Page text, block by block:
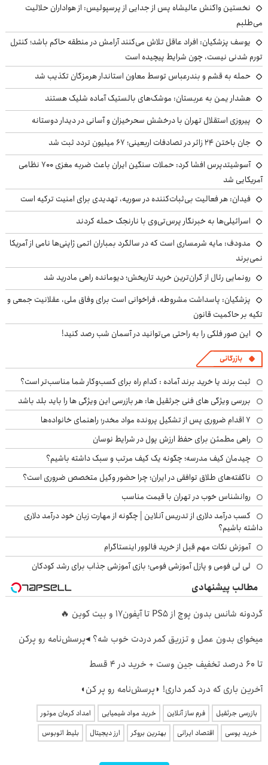
نخستین واکنش عالیشاه پس از جدایی از پرسپولیس: از هواداران حلالیت
می‌طلبم
یوسف پزشکیان: افراد عاقل تلاش می‌کنند آرامش در منطقه حاکم باشد؛ کنترل
تورم شدنی نیست، چون شرایط پیچیده است
حمله به قشم و بندرعباس توسط معاون استاندار هرمزگان تکذیب شد
هشدار یمن به عربستان: موشک‌های بالستیک آماده شلیک هستند
پیروزی استقلال تهران با درخشش سحرخیزان و آسانی در دیدار دوستانه
جان باختن ۲۴ زائر در تصادفات اربعینی؛ ۶۷ میلیون تردد ثبت شد
آسوشیتدپرس افشا کرد: حملات سنگین ایران باعث ضربه مغزی ۷۰۰ نظامی
آمریکایی شد
فیدان: هر فعالیت بی‌ثبات‌کننده در سوریه، تهدیدی برای امنیت ترکیه است
اسرائیلی‌ها به خبرنگار پرس‌تی‌وی با نارنجک حمله کردند
مدودف: مایه شرمساری است که در سالگرد بمباران اتمی ژاپنی‌ها نامی از آمریکا
نمی‌برند
رونمایی رئال از گران‌ترین خرید تاریخش؛ دیومانده راهی مادرید شد
پزشکیان: پاسداشت مشروطه، فراخوانی است برای وفاق ملی، عقلانیت جمعی و
تکیه بر حاکمیت قانون
این صور فلکی را به راحتی می‌توانید در آسمان شب رصد کنید!
بازرگانی
ثبت برند یا خرید برند آماده : کدام راه برای کسب‌وکار شما مناسب‌تر است؟
بررسی ویژگی های فنی جرثقیل ها: هر بازرسی این ویژگی ها را باید بلد باشد
۷ اقدام ضروری پس از تشکیل پرونده مواد مخدر؛ راهنمای خانواده‌ها
راهی مطمئن برای حفظ ارزش پول در شرایط نوسان
چیدمان کیف مدرسه؛ چگونه یک کیف مرتب و سبک داشته باشیم؟
ناگفته‌های طلاق توافقی در ایران؛ چرا حضور وکیل متخصص ضروری است؟
روانشناس خوب در تهران با قیمت مناسب
کسب درآمد دلاری از تدریس آنلاین | چگونه از مهارت زبان خود درآمد دلاری
داشته باشیم؟
آموزش نکات مهم قبل از خرید فالوور اینستاگرام
لی لی فومی و پازل آموزشی فومی؛ بازی آموزشی جذاب برای رشد کودکان
مطالب پیشنهادی
گردونه شانس بدون پوچ از PS5 تا آیفون17 و بیت کوین 🔥
میخوای بدون عمل و تزریق کمر دردت خوب شه؟ ◂پرسش‌نامه رو پرکن
تا 60 درصد تخفیف جین وست + خرید در 4 قسط
آخرین باری که درد کمر داری! ◗پرسش‌نامه رو پر کن◖
بازرسی جرثقیل فرم ساز آنلاین خرید مواد شیمیایی
امداد کرمان موتور
خرید یوسی
اقتصاد ایرانی بهترین بروکر ارز دیجیتال بلیط اتوبوس